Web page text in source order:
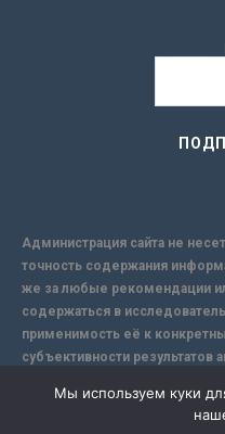
Администрация сайта не
точность содержания
же за любые рекомендации
содержаться в
применимость её к
субъективности результатов
надежной защиты
Мы используем куки